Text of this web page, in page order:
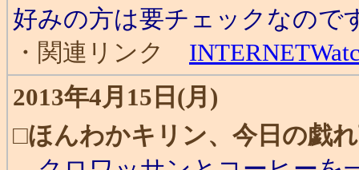
好みの方は要チェックなので
・関連リンク
2013年4月15日(月)
□ほんわかキリン、今日の戯